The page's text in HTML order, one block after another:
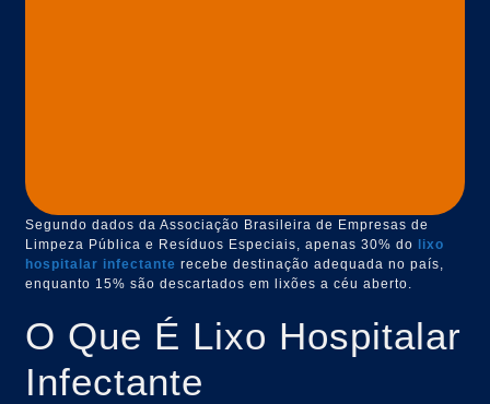
Segundo dados da Associação Brasileira de Empresas de
Limpeza Pública e Resíduos Especiais, apenas 30% do lixo
hospitalar infectante recebe destinação adequada no país,
enquanto 15% são descartados em lixões a céu aberto.
O Que É Lixo Hospitalar
Infectante